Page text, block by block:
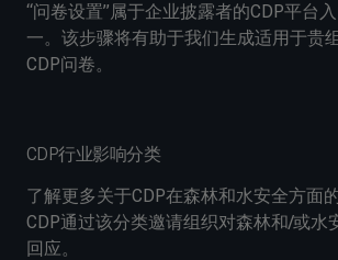
“问卷设置”属于企业披露者的CDP平台
一。该步骤将有助于我们生成适用于贵
CDP问卷。
CDP行业影响分类
了解更多关于CDP在森林和水安全方面
CDP通过该分类邀请组织对森林和/或水
回应。